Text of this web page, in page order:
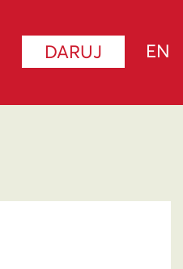
DARUJ EN